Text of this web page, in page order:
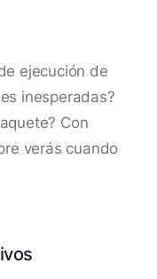
ejecución de
inesperadas?
Con
verás cuando